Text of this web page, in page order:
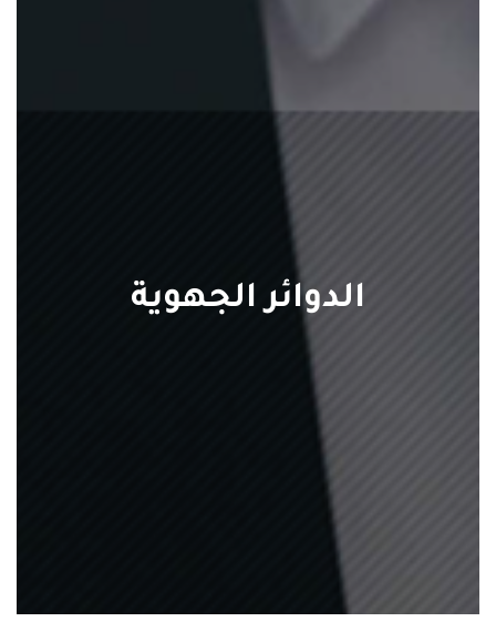
الدوائر الجهوية